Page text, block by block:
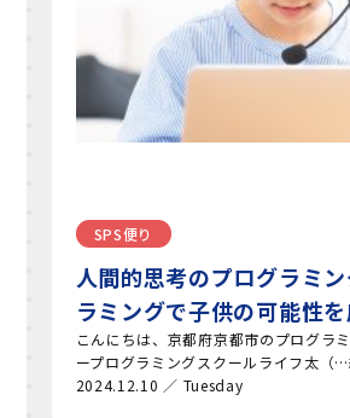
SPS便り
人間的思考のプログラミ
ラミングで子供の可能性
こんにちは、京都府京都市のプログラ
ープログラミングスクールライフ太（…
2024.12.10 ／ Tuesday